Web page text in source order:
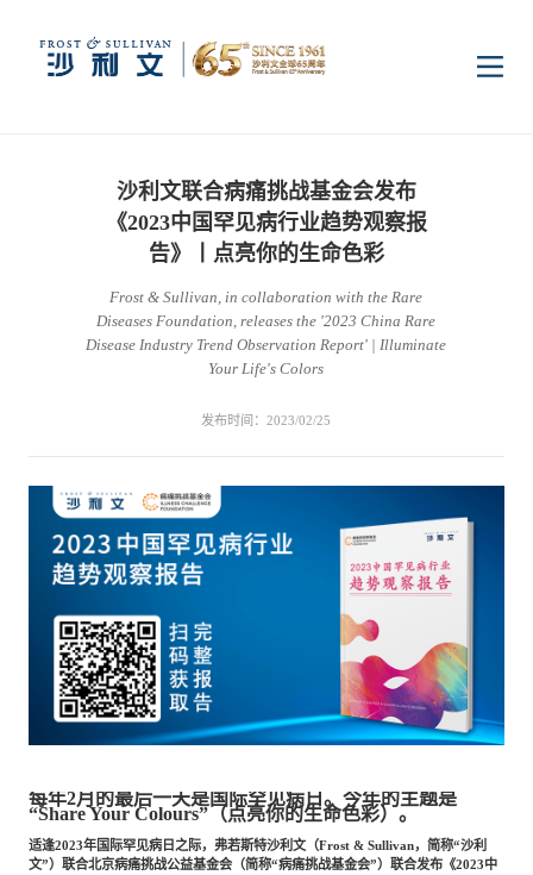
行业研究
餐饮与新零售 半导体与芯片
智能家居 汽车与出行
公共服务 食品与饮料
科技、媒体和通信 金融科技
企业咨询服务
公司动态
媒体报道
活动
关于我们
公司介绍
中国管理团队
加入我们
中
沙利文联合病痛挑战基金会发布
《2023中国罕见病行业趋势观察报
告》丨点亮你的生命色彩
Frost & Sullivan, in collaboration with the Rare
Diseases Foundation, releases the '2023 China Rare
Disease Industry Trend Observation Report' | Illuminate
Your Life's Colors
发布时间：2023/02/25
每年2月的最后一天是国际罕见病日。今年的主题是
“Share Your Colours”（点亮你的生命色彩）。
适逢2023年国际罕见病日之际，弗若斯特沙利文（Frost & Sullivan，简称“沙利
文”）联合北京病痛挑战公益基金会（简称“病痛挑战基金会”）联合发布《2023中